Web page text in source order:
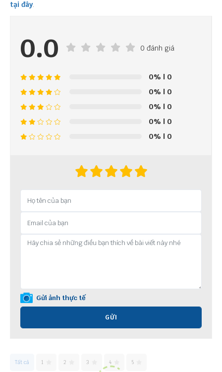
tại đây.
0.0 0 đánh giá
0% | 0
0% | 0
0% | 0
0% | 0
0% | 0
Gửi ảnh thực tế
GỬI
Tất cả 1 2 3 4 5